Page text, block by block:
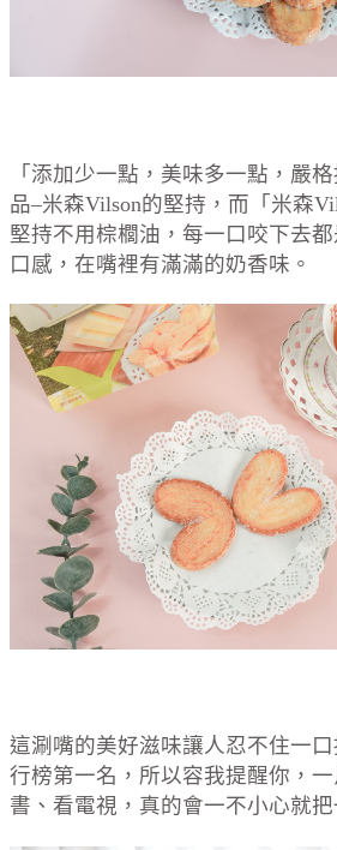
「添加少一點，美味多一點，嚴
品–米森Vilson的堅持，而「米森
堅持不用棕櫚油，每一口咬下去
口感，在嘴裡有滿滿的奶香味。
這涮嘴的美好滋味讓人忍不住一
行榜第一名，所以容我提醒你，
書、看電視，真的會一不小心就